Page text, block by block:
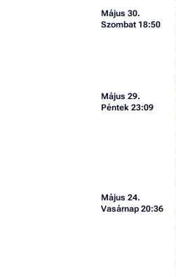
Május 30.
Szombat 18:50
Május 29.
Péntek 23:09
Május 24.
Vasárnap 20:36